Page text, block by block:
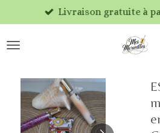
au
contenu
Livraison gratuite à